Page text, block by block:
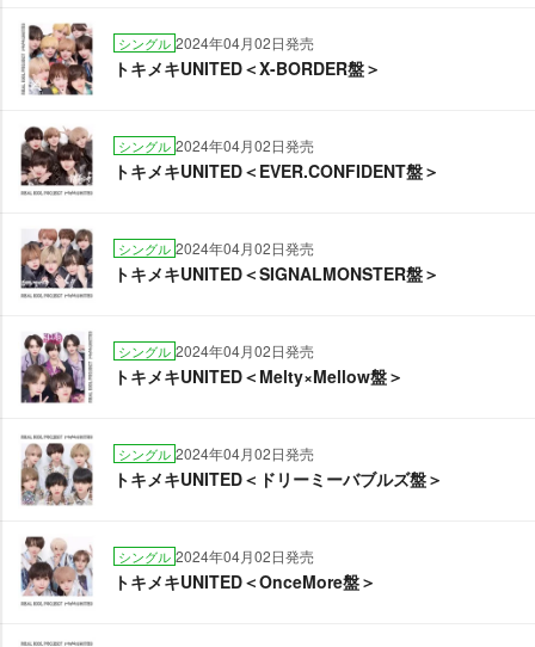
シングル 2024年04月02日発売
トキメキUNITED＜X-BORDER盤＞
シングル 2024年04月02日発売
トキメキUNITED＜EVER.CONFIDENT盤＞
シングル 2024年04月02日発売
トキメキUNITED＜SIGNALMONSTER盤＞
シングル 2024年04月02日発売
トキメキUNITED＜Melty×Mellow盤＞
シングル 2024年04月02日発売
トキメキUNITED＜ドリーミーバブルズ盤＞
シングル 2024年04月02日発売
トキメキUNITED＜OnceMore盤＞